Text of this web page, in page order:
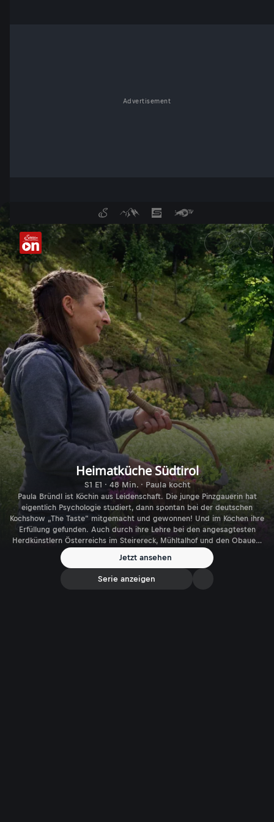
Advertisement
Heimatküche Südtirol -
Heimatküche Südtirol
S1 E1 · 48 Min. · Paula kocht
Paula Bründl ist Köchin aus Leidenschaft. Die junge Pinzgauerin hat
eigentlich Psychologie studiert, dann spontan bei der deutschen
Kochshow „The Taste“ mitgemacht und gewonnen! Und im Kochen ihre
Erfüllung gefunden. Auch durch ihre Lehre bei den angesagtesten
Herdkünstlern Österreichs im Steirereck, Mühltalhof und den Obauers
in Werfen hat Paula Bründl zu ihrer Philosophie gefunden: „Je mehr Du
kochst, desto erfüllter ist Dein Leben!“
Jetzt ansehen
Serie anzeigen